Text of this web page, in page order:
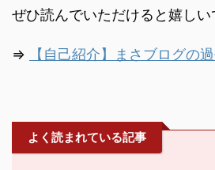
ぜひ読んでいただけると嬉しい
⇒ 【自己紹介】まさブログの
よく読まれている記事